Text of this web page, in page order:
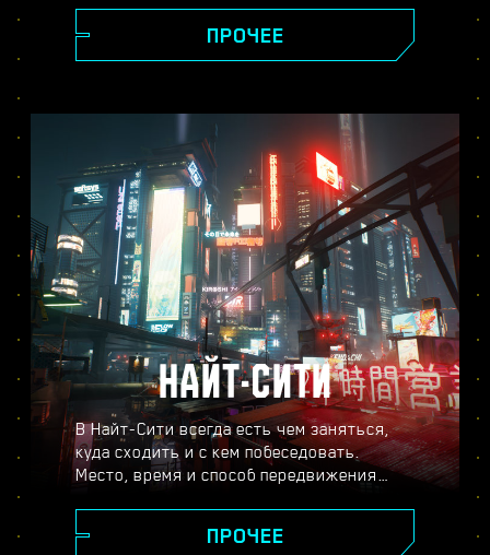
ваши поступки влияют на ход сюжета и
всё, что вас окружает. Выполняйте
Сити, чтобы превратиться из уличного
киберпанка в наёмника высшей лиги и
раскрыть тайну бесценного устройства,
за которым идёт настоящая охота.
ПРОЧЕЕ
НАЙТ-СИТИ
В Найт-Сити всегда есть чем заняться,
куда сходить и с кем побеседовать.
Место, время и способ передвижения
пустынных окрестностей города, повсюду
ПРОЧЕЕ